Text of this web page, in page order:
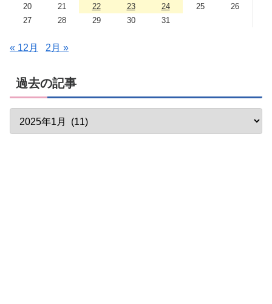
20
21 22 23 24 25
26
27
28 29 30 31
« 12月 2月 »
過去の記事